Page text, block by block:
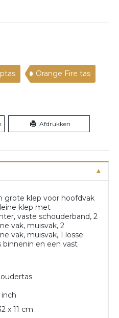
Orange Fire tas
Afdrukken
grote klep voor hoofdvak
klep met
vaste schouderband, 2
vak, muisvak, 2
vak, muisvak, 1 losse
binnenin en een vast
x 11 cm